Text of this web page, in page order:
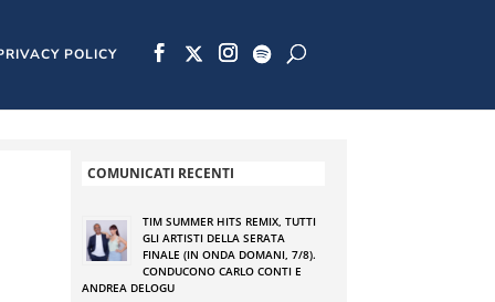
POLICY
COMUNICATI RECENTI
TIM SUMMER HITS REMIX, TUTTI
GLI ARTISTI DELLA SERATA
FINALE (IN ONDA DOMANI, 7/8).
CONDUCONO CARLO CONTI E
ANDREA DELOGU